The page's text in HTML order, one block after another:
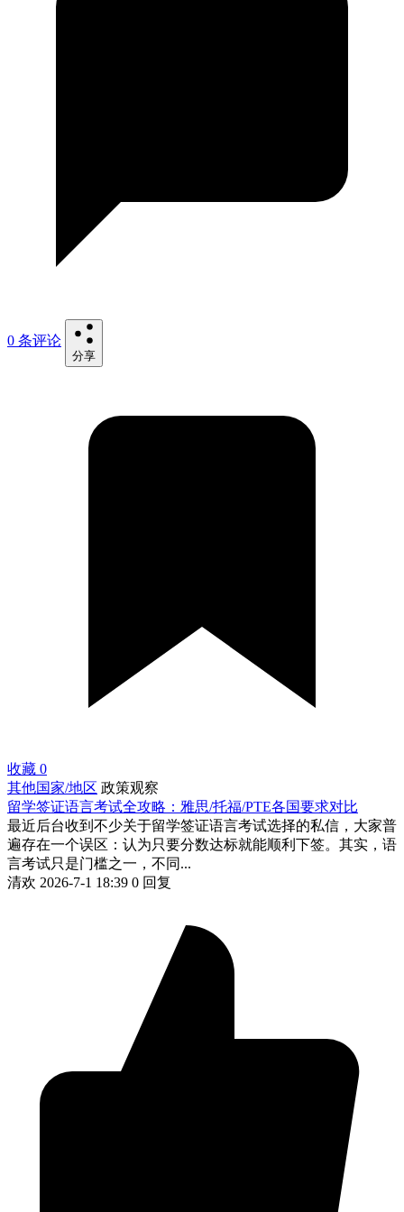
0 条评论
分享
收藏 0
其他国家/地区 政策观察
留学签证语言考试全攻略：雅思/托福/PTE各国要求对比
最近后台收到不少关于留学签证语言考试选择的私信，大家普
遍存在一个误区：认为只要分数达标就能顺利下签。其实，语
言考试只是门槛之一，不同...
清欢 2026-7-1 18:39 0 回复